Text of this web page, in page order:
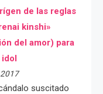
de las reglas
kinshi»
del amor) para
suscitado